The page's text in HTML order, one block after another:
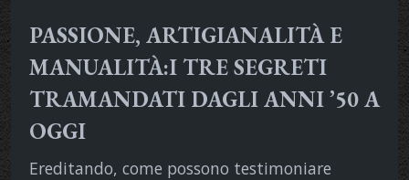
PASSIONE, ARTIGIANALITÀ E
MANUALITÀ:I TRE SEGRETI
TRAMANDATI DAGLI ANNI ’50 A
OGGI
Ereditando, come possono testimoniare